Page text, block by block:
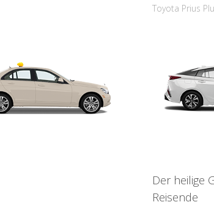
Toyota Prius
Der heilige
Reisende